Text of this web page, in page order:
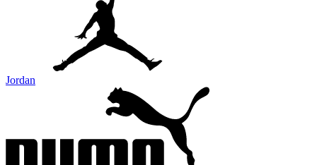
Jordan